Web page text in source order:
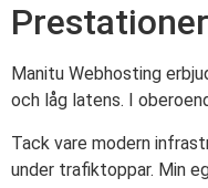
Manitu Webhosting
och låg latens. I
Tack vare modern
under trafiktoppar. Min